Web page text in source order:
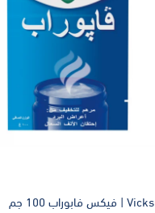
Vicks | فيكس فابوراب 100 جم